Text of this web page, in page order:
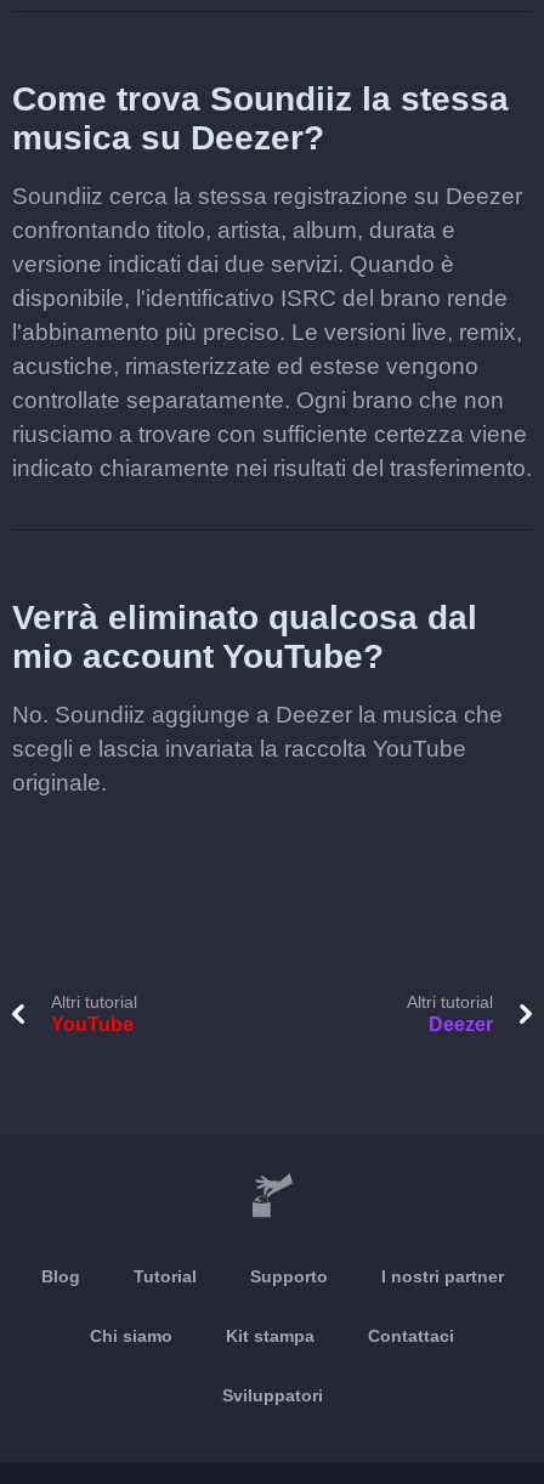
Come trova Soundiiz la stessa
musica su Deezer?
Soundiiz cerca la stessa registrazione su Deezer
confrontando titolo, artista, album, durata e
versione indicati dai due servizi. Quando è
disponibile, l'identificativo ISRC del brano rende
l'abbinamento più preciso. Le versioni live, remix,
acustiche, rimasterizzate ed estese vengono
controllate separatamente. Ogni brano che non
riusciamo a trovare con sufficiente certezza viene
indicato chiaramente nei risultati del trasferimento.
Verrà eliminato qualcosa dal
mio account YouTube?
No. Soundiiz aggiunge a Deezer la musica che
scegli e lascia invariata la raccolta YouTube
originale.
Altri tutorial
YouTube
Altri tutorial
Deezer
Blog Tutorial Supporto I nostri partner
Chi siamo Kit stampa Contattaci
Sviluppatori